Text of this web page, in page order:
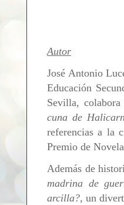
Autor
José Antonio
Educación
Sevilla,
cuna de
referencias a la
Premio de
Además de
madrina de
arcilla?, un